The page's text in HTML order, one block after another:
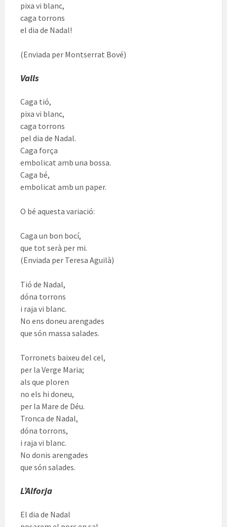
pixa vi blanc,
caga torrons
el dia de Nadal!
(Enviada per Montserrat Bové)
Valls
Caga tió,
pixa vi blanc,
caga torrons
pel dia de Nadal.
Caga força
embolicat amb una bossa.
Caga bé,
embolicat amb un paper.
O bé aquesta variació:
Caga un bon bocí,
que tot serà per mi.
(Enviada per Teresa Aguilà)
Tió de Nadal,
dóna torrons
i raja vi blanc.
No ens doneu arengades
que són massa salades.
Torronets baixeu del cel,
per la Verge Maria;
als que ploren
no els hi doneu,
per la Mare de Déu.
Tronca de Nadal,
dóna torrons,
i raja vi blanc.
No donis arengades
que són salades.
L’Alforja
El dia de Nadal